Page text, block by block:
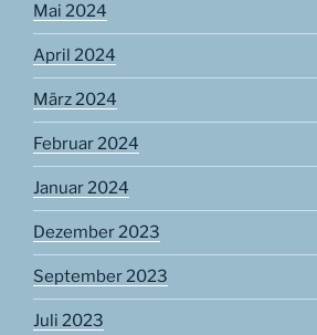
Mai 2024
April 2024
März 2024
Februar 2024
Januar 2024
Dezember 2023
September 2023
Juli 2023